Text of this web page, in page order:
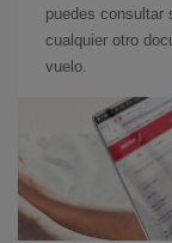
puedes consultar
cualquier otro
vuelo.